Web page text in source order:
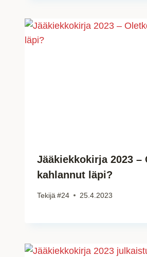
Jääkiekkokirja 2023 –
kahlannut läpi?
Tekijä #24 25.4.2023